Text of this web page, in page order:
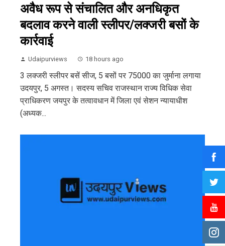
अवैध रूप से संचालित और अनधिकृत
बदलाव करने वाली स्लीपर/लक्जरी बसों के
कार्रवाई
Udaipurviews 18 hours ago
3 लक्जरी स्लीपर बसें सीज, 5 बसों पर 75000 का जुर्माना लगाया
उदयपुर, 5 अगस्त। सदस्य सचिव राजस्थान राज्य विधिक सेवा
प्राधिकरण जयपुर के तत्वावधान में जिला एवं सेशन न्यायाधीश
(अध्यक...